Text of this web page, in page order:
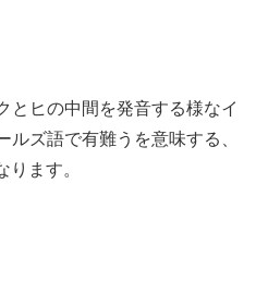
とヒの中間を発音する様なイ
ルズ語で有難うを意味する、
ます。